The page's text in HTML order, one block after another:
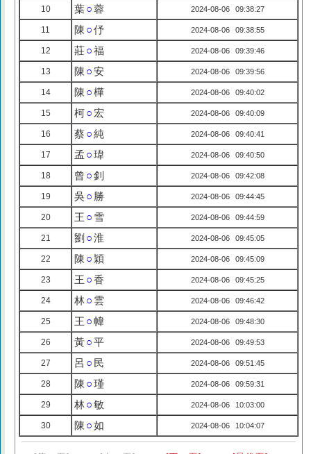
10 葉○蓉 2024-08-06 09:38:27
11 陳 ○伃 2024-08-06 09:38:55
12 莊○福 2024-08-06 09:39:46
13 陳 ○安 2024-08-06 09:39:56
14 陳 ○樺 2024-08-06 09:40:02
15 柯○ 宏 2024-08-06 09:40:09
16 蔡○純 2024-08-06 09:40:41
17 孟 ○瑋 2024-08-06 09:40:50
18 曾 ○釗 2024-08-06 09:42:08
19 吳 ○ 勝 2024-08-06 09:44:45
20 王 ○ 雪 2024-08-06 09:44:59
21 劉 ○淮 2024-08-06 09:45:05
22 陳 ○ 穎 2024-08-06 09:45:09
23 王 ○香 2024-08-06 09:45:25
24 林○ 雲 2024-08-06 09:46:42
25 王 ○幃 2024-08-06 09:48:30
26 黃○平 2024-08-06 09:49:53
27 呂 ○ 民 2024-08-06 09:51:45
28 陳 ○瑾 2024-08-06 09:59:31
29 林○敏 2024-08-06 10:03:00
30 陳 ○如 2024-08-06 10:04:07